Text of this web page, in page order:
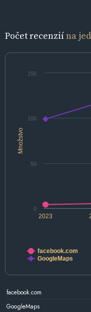
Počet recenziína
Množstvo
2023
0
50
100
150
facebook.com
GoogleMaps
facebook.com
GoogleMaps